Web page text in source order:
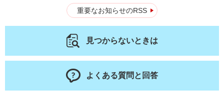
重要なお知らせのRSS
見つからないときは
よくある質問と回答